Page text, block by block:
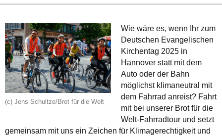
(c) Jens Schultze/Brot für die Welt
Wie wäre es, wenn Ihr zum
Deutschen Evangelischen
Kirchentag 2025 in
Hannover statt mit dem
Auto oder der Bahn
möglichst klimaneutral mit
dem Fahrrad anreist? Fahrt
mit bei unserer Brot für die
Welt-Fahrradtour und setzt
gemeinsam mit uns ein Zeichen für Klimagerechtigkeit und